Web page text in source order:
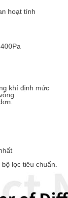
hoạt tính
khí định mức
lọc tiêu chuẩn.